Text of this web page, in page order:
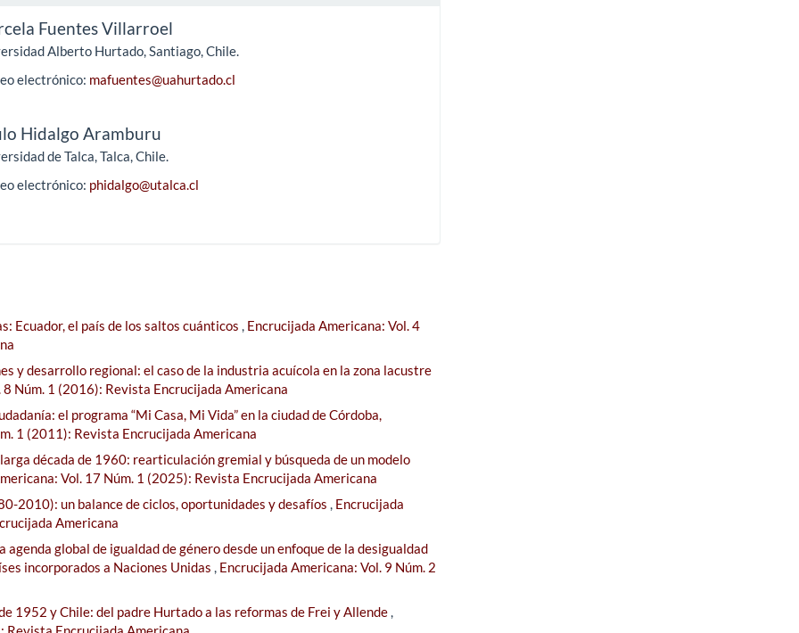
Fuentes Villarroel
Alberto Hurtado, Santiago, Chile.
electrónico: mafuentes@uahurtado.cl
Hidalgo Aramburu
de Talca, Talca, Chile.
electrónico: phidalgo@utalca.cl
Ecuador, el país de los saltos cuánticos
Encrucijada Americana: Vol. 4
y desarrollo regional: el caso de la industria acuícola en la zona lacustre
Núm. 1 (2016): Revista Encrucijada Americana
el programa “Mi Casa, Mi Vida” en la ciudad de Córdoba,
1 (2011): Revista Encrucijada Americana
década de 1960: rearticulación gremial y búsqueda de un modelo
Vol. 17 Núm. 1 (2025): Revista Encrucijada Americana
2010): un balance de ciclos, oportunidades y desafíos
Encrucijada
Americana
agenda global de igualdad de género desde un enfoque de la desigualdad
incorporados a Naciones Unidas
Encrucijada Americana: Vol. 9 Núm. 2
1952 y Chile: del padre Hurtado a las reformas de Frei y Allende